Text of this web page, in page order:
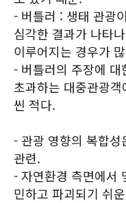
- 버틀러 : 생태 관광
심각한 결과가 나타
이루어지는 경우가
- 버틀러의 주장에
초과하는 대중관광
씬 적다.
- 관광 영향의 복합
관련.
- 자연환경 측면에서
민하고 파괴되기 쉬